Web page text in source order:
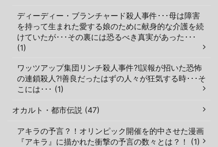
ディーディー・ブランチャード殺人事件･･･母は障害
を持って生まれた愛する娘のために献身的な介護を続
けていたが･･･その裏には恐るべき真実があった･･･
(1)
ワッツアップ集団リンチ殺人事件?!誤報が招いた恐怖
の連鎖殺人?!善良だったはずの人々が狂気する時･･･そ
こには･･･ (1)
オカルト・都市伝説 (47)
アキラの予言？！オリンピック開催を的中させた漫画
『アキラ』に描かれた衝撃の予言の数々とは？！ (1)